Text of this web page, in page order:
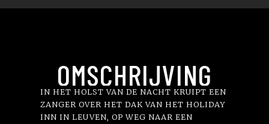
OMSCHRIJVING
IN HET HOLST VAN DE NACHT KRUIPT EEN
ZANGER OVER HET DAK VAN HET HOLIDAY
INN IN LEUVEN, OP WEG NAAR EEN